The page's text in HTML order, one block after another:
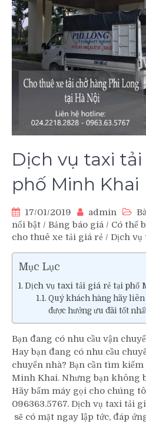
Dịch vụ taxi
phố Minh Khai
17/01/2019 admin
nổi bật / Bảng báo giá / Có thể
cho thuê xe tải giá rẻ / Dịch vụ
Mục Lục
Dịch vụ taxi tải giá rẻ tại phố
Quý khách hàng hãy
được hưởng ưu đãi tốt
Bạn đang có nhu cầu vận
Hay bạn đang có nhu cầu
chuyển nhà? Bạn cần tìm
Minh Khai. Nhưng bạn không
Hãy bấm máy gọi cho chúng
096363.5767. Dịch vụ taxi tải
sẽ có mặt ngay lập tức, đáp